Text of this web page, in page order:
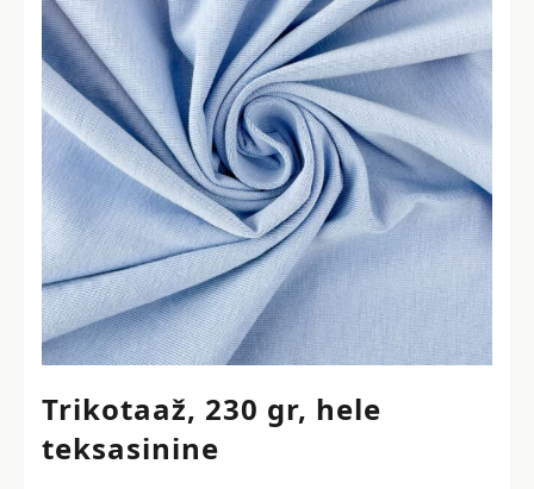
Trikotaaž, 230 gr, hele
teksasinine